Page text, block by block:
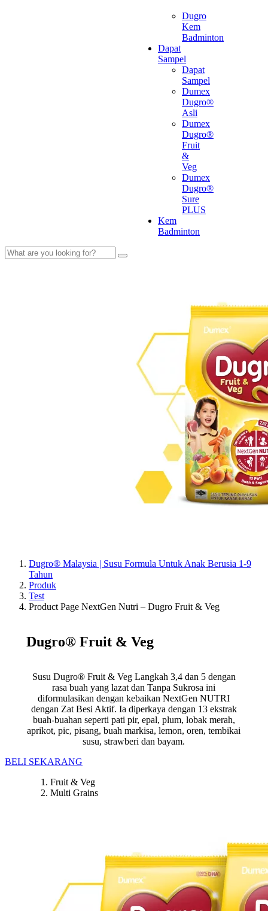
Dugro
Kem
Badminton
Dapat
Sampel
Dapat
Sampel
Dumex
Dugro®
Asli
Dumex
Dugro®
Fruit
&
Veg
Dumex
Dugro®
Sure
PLUS
Kem
Badminton
Dugro® Malaysia | Susu Formula Untuk Anak Berusia 1-9
Tahun
Produk
Test
Product Page NextGen Nutri – Dugro Fruit & Veg
Dugro® Fruit & Veg
Susu Dugro® Fruit & Veg Langkah 3,4 dan 5 dengan
rasa buah yang lazat dan Tanpa Sukrosa ini
diformulasikan dengan kebaikan NextGen NUTRI
dengan Zat Besi Aktif. Ia diperkaya dengan 13 ekstrak
buah-buahan seperti pati pir, epal, plum, lobak merah,
aprikot, pic, pisang, buah markisa, lemon, oren, tembikai
susu, strawberi dan bayam.
BELI SEKARANG
Fruit & Veg
Multi Grains